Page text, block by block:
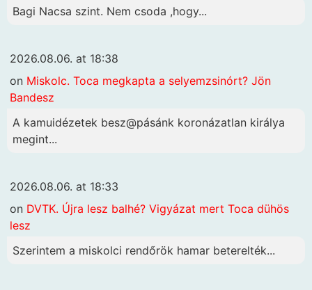
Bagi Nacsa szint. Nem csoda ,hogy...
2026.08.06. at 18:38
on Miskolc. Toca megkapta a selyemzsinórt? Jön
Bandesz
A kamuidézetek besz@pásánk koronázatlan királya
megint...
2026.08.06. at 18:33
on DVTK. Újra lesz balhé? Vigyázat mert Toca dühös
lesz
Szerintem a miskolci rendőrök hamar beterelték...